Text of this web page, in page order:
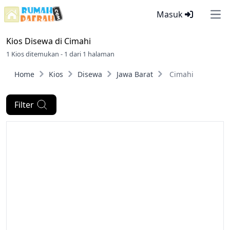
Masuk
Kios Disewa di Cimahi
1 Kios ditemukan - 1 dari 1 halaman
Home Kios Disewa Jawa Barat Cimahi
Filter